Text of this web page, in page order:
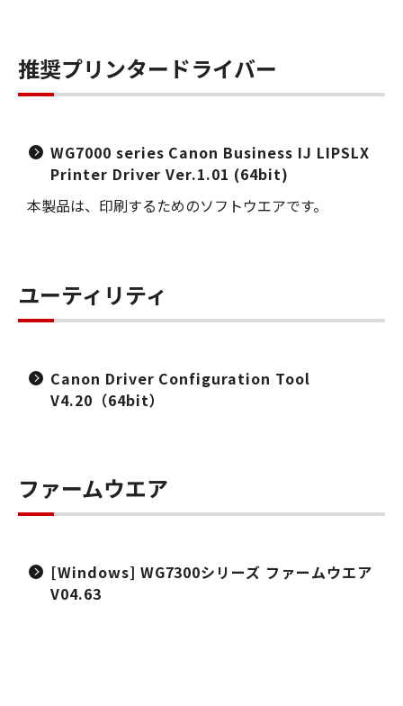
推奨プリンタードライバー
WG7000 series Canon Business IJ LIPSLX
Printer Driver Ver.1.01 (64bit)
本製品は、印刷するためのソフトウエアです。
ユーティリティ
Canon Driver Configuration Tool
V4.20（64bit）
ファームウエア
[Windows] WG7300シリーズ ファームウエア
V04.63